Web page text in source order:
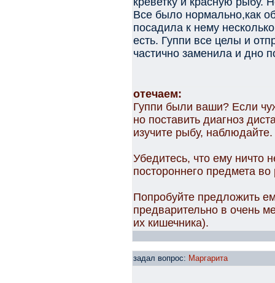
Все было нормально,как
посадила к нему
есть. Гуппи все целы и
частично заменила и дно
отечаем:
Гуппи были ваши? Если
но поставить диагноз
изучите рыбу, наблюдайте.
Убедитесь, что ему ничто
постороннего предмета во
Попробуйте предложить
предварительно в очень
их кишечника).
задал вопрос: Маргарита